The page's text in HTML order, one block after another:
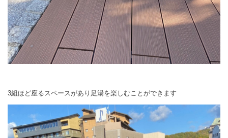
3組ほど座るスペースがあり足湯を楽しむことができます